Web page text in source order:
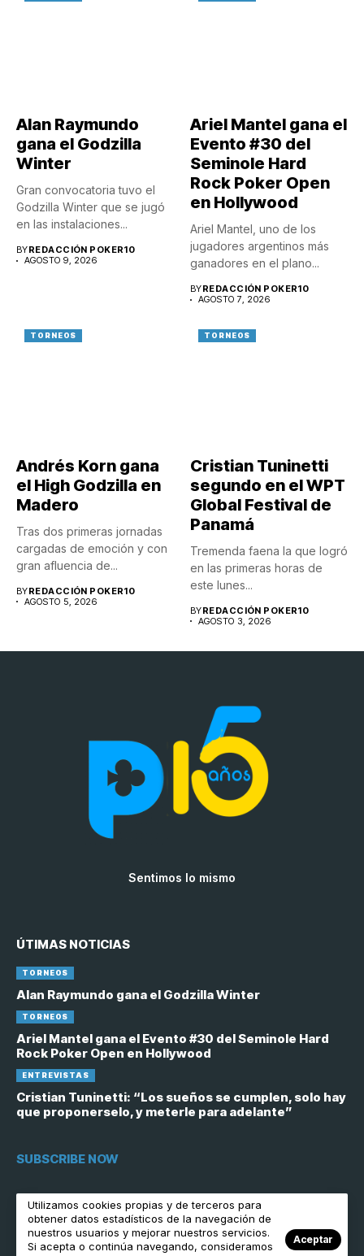
Alan Raymundo
gana el Godzilla
Winter
Gran convocatoria tuvo el
Godzilla Winter que se jugó
en las instalaciones...
BYREDACCIÓN POKER10
AGOSTO 9, 2026
Ariel Mantel gana el
Evento #30 del
Seminole Hard
Rock Poker Open
en Hollywood
Ariel Mantel, uno de los
jugadores argentinos más
ganadores en el plano...
BYREDACCIÓN POKER10
AGOSTO 7, 2026
TORNEOS
Andrés Korn gana
el High Godzilla en
Madero
Tras dos primeras jornadas
cargadas de emoción y con
gran afluencia de...
BYREDACCIÓN POKER10
AGOSTO 5, 2026
TORNEOS
Cristian Tuninetti
segundo en el WPT
Global Festival de
Panamá
Tremenda faena la que logró
en las primeras horas de
este lunes...
BYREDACCIÓN POKER10
AGOSTO 3, 2026
Sentimos lo mismo
ÚTIMAS NOTICIAS
TORNEOS
Alan Raymundo gana el Godzilla Winter
TORNEOS
Ariel Mantel gana el Evento #30 del Seminole Hard
Rock Poker Open en Hollywood
ENTREVISTAS
Cristian Tuninetti: “Los sueños se cumplen, solo hay
que proponerselo, y meterle para adelante”
SUBSCRIBE NOW
[contact-form-7 id="6758"]
Utilizamos cookies propias y de terceros para
obtener datos estadísticos de la navegación de
nuestros usuarios y mejorar nuestros servicios.
Si acepta o continúa navegando, consideramos
Aceptar